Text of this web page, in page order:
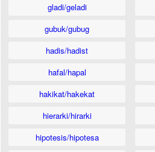
gladi/geladi
gubuk/gubug
hadis/hadist
hafal/hapal
hakikat/hakekat
hierarki/hirarki
hipotesis/hipotesa